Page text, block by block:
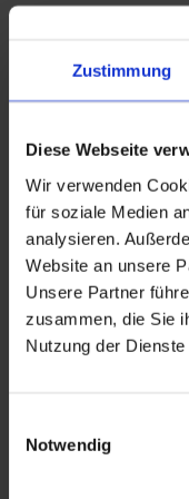
Zustimmung
Diese Webseite
Wir verwenden
für soziale Medien
analysieren.
Website an unsere
Unsere Partner
zusammen, die Sie
Nutzung der
Notwendig